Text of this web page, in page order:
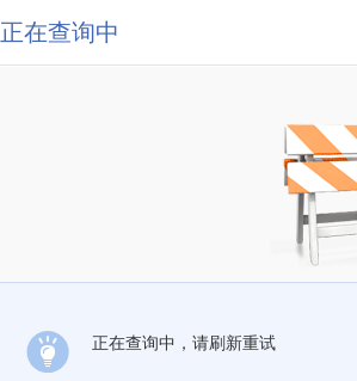
正在查询中
正在查询中，请刷新重试